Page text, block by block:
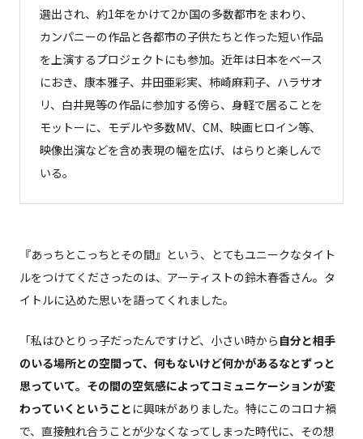
選出され、約1年をかけて2か国の多数都市をまわり、
カンパニーの作品と各都市の子供たちと作った短い作品
を上演するプロジェクトにも参加。近年は日本をベース
におき、康本雅子、井田亜彩実、柿崎麻莉子、ハラサオ
リ、白井晃等の作品に参加する傍ら、身軽で居ることを
モットーに、モデルや多数MV、CM、映画ヒロイン等、
映像出演などを含め表現の幅を広げ、はらりと楽しんで
いる。
『あっちとこっちとその間』という、とてもユニークなタイト
ルをつけてくださったのは、アーティストの鈴木春香さん。タ
イトルに込めた思いを語ってくれました。
「私はひとりっ子だったんですけど、小さい時から 自分と相手
のいる場所との空間って、何もないけど何かがあるなとずっと
思っていて。その間の空気感によってコミュニケーションが変
わっていくということ に興味がありました。特にこのコロナ禍
で、直接触れ合うことが少なくなってしまった時代に、その想